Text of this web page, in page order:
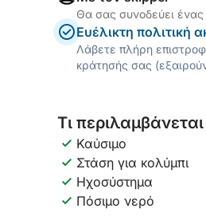
Θα σας συνοδεύει ένας
Ευέλικτη πολιτική
Λάβετε πλήρη
κράτησής σας
Τι περιλαμβάνεται
Καύσιμο
Στάση για κολύμπι
Ηχοσύστημα
Πόσιμο νερό